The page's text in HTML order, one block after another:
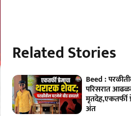
Related Stories
Beed :
परिसरात
मृतदेह,एकतर्फी
अंत